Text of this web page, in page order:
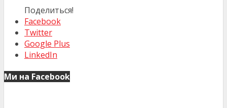
Поделиться!
Facebook
Twitter
Google Plus
LinkedIn
Ми на Facebook